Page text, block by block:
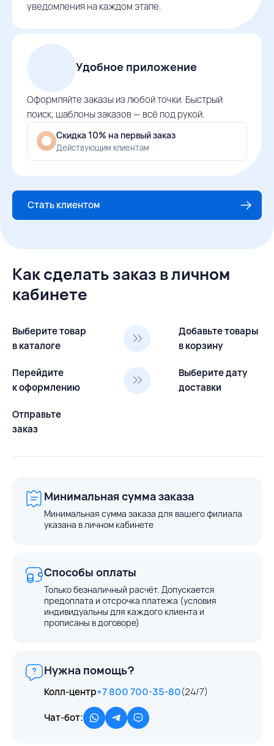
уведомления на каждом этапе.
Удобное приложение
Оформляйте заказы из любой точки. Быстрый
поиск, шаблоны заказов — всё под рукой.
Скидка 10% на первый заказ
Действующим клиентам
Стать клиентом
Как сделать заказ в личном
кабинете
Выберите товар
в каталоге
Добавьте товары
в корзину
Перейдите
к оформлению
Выберите дату
доставки
Отправьте
заказ
Минимальная сумма заказа
Минимальная сумма заказа для вашего филиала
указана в личном кабинете
Способы оплаты
Только безналичный расчёт. Допускается
предоплата и отсрочка платежа (условия
индивидуальны для каждого клиента и
прописаны в договоре)
Нужна помощь?
Колл-центр+7 800 700-35-80(24/7)
Чат-бот: